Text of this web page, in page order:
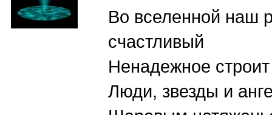
Во вселенной наш
счастливый
Ненадежное
Люди, звезды и